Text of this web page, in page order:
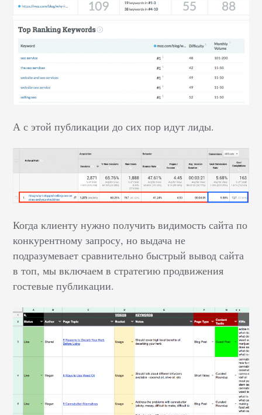
А с этой публикации до сих пор идут лиды.
Когда клиенту нужно получить видимость сайта по
конкурентному запросу, но выдача не
подразумевает сравнительно быстрый вывод сайта
в топ, мы включаем в стратегию продвижения
гостевые публикации.